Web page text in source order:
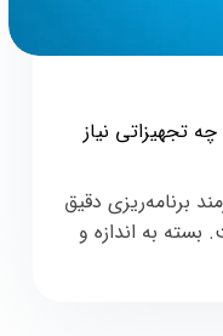
تجهیزاتی نیاز
برنامه‌ریزی دقیق
به اندازه و